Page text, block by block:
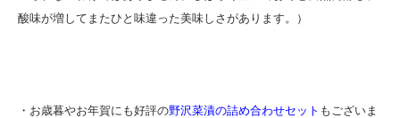
酸味が増してまたひと味違った美味しさがあります。）
・お歳暮やお年賀にも好評の野沢菜漬の詰め合わせセット もございま